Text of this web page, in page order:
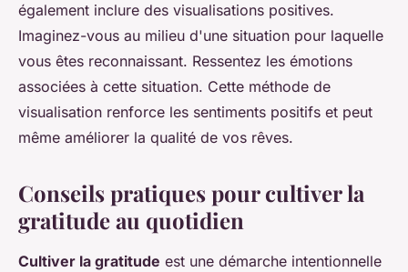
également inclure des visualisations positives.
Imaginez-vous au milieu d'une situation pour laquelle
vous êtes reconnaissant. Ressentez les émotions
associées à cette situation. Cette méthode de
visualisation renforce les sentiments positifs et peut
même améliorer la qualité de vos rêves.
Conseils pratiques pour cultiver la
gratitude au quotidien
Cultiver la gratitude est une démarche intentionnelle